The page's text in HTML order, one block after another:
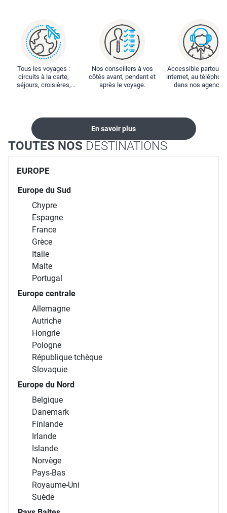
Tous les voyages :
circuits à la carte,
séjours, croisières,
Nos conseillers à vos
côtés avant, pendant et
après le voyage.
Accessible partout :
internet, au
dans nos
En savoir plus
TOUTES NOS DESTINATIONS
EUROPE
Europe du Sud
Chypre
Espagne
France
Grèce
Italie
Malte
Portugal
Europe centrale
Allemagne
Autriche
Hongrie
Pologne
République tchèque
Slovaquie
Europe du Nord
Belgique
Danemark
Finlande
Irlande
Islande
Norvège
Pays-Bas
Royaume-Uni
Suède